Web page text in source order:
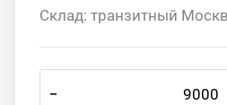
Склад: транзитный
–